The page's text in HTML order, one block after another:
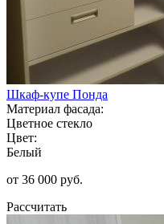
Шкаф-купе Понда
Материал фасада:
Цветное стекло
Цвет:
Белый
от 36 000 руб.
Рассчитать